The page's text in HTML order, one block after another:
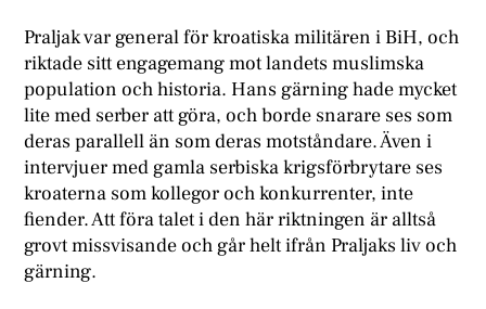
Praljak var general för kroatiska militären i BiH, och
riktade sitt engagemang mot landets muslimska
population och historia. Hans gärning hade mycket
lite med serber att göra, och borde snarare ses som
deras parallell än som deras motståndare. Även i
intervjuer med gamla serbiska krigsförbrytare ses
kroaterna som kollegor och konkurrenter, inte
fiender. Att föra talet i den här riktningen är alltså
grovt missvisande och går helt ifrån Praljaks liv och
gärning.